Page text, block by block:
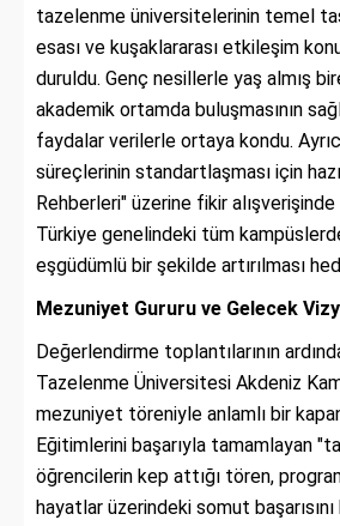
tazelenme üniversitelerinin temel
esası ve kuşaklararası etkileşim
duruldu. Genç nesillerle yaş almış
akademik ortamda buluşmasının
faydalar verilerle ortaya kondu.
süreçlerinin standartlaşması için
Rehberleri" üzerine fikir
Türkiye genelindeki tüm
eşgüdümlü bir şekilde artırılması
Mezuniyet Gururu ve Gelecek
Değerlendirme toplantılarının
Tazelenme Üniversitesi Akdeniz
mezuniyet töreniyle anlamlı bir
Eğitimlerini başarıyla tamamlayan
öğrencilerin kep attığı tören,
hayatlar üzerindeki somut